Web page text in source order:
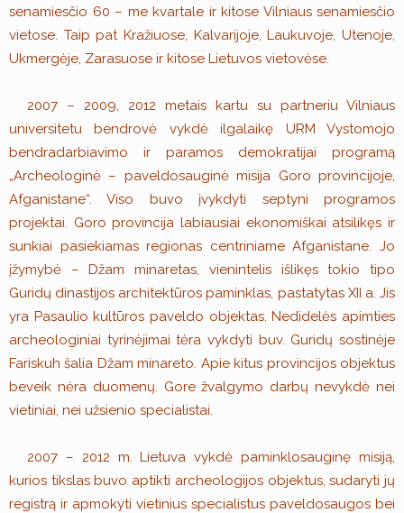
senamiesčio 60 – me kvartale ir kitose Vilniaus senamiesčio
vietose. Taip pat Kražiuose, Kalvarijoje, Laukuvoje, Utenoje,
Ukmergėje, Zarasuose ir kitose Lietuvos vietovėse.
2007 – 2009, 2012 metais kartu su partneriu Vilniaus
universitetu bendrovė vykdė ilgalaikę URM Vystomojo
bendradarbiavimo ir paramos demokratijai programą
„Archeologinė – paveldosauginė misija Goro provincijoje,
Afganistane“. Viso buvo įvykdyti septyni programos
projektai. Goro provincija labiausiai ekonomiškai atsilikęs ir
sunkiai pasiekiamas regionas centriniame Afganistane. Jo
įžymybė – Džam minaretas, vienintelis išlikęs tokio tipo
Guridų dinastijos architektūros paminklas, pastatytas XII a. Jis
yra Pasaulio kultūros paveldo objektas. Nedidelės apimties
archeologiniai tyrinėjimai tėra vykdyti buv. Guridų sostinėje
Fariskuh šalia Džam minareto. Apie kitus provincijos objektus
beveik nėra duomenų. Gore žvalgymo darbų nevykdė nei
vietiniai, nei užsienio specialistai.
2007 – 2012 m. Lietuva vykdė paminklosauginę misiją,
kurios tikslas buvo aptikti archeologijos objektus, sudaryti jų
registrą ir apmokyti vietinius specialistus paveldosaugos bei